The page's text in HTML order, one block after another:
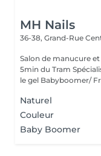
MH Nails
36-38, Grand-Rue
Salon de manucure
5min du Tram
le gel Babyboomer/
Naturel
Couleur
Baby Boomer